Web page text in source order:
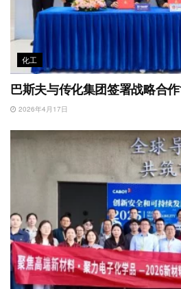
化工
巴斯夫与传化集团签署战略合
2026年4月17日